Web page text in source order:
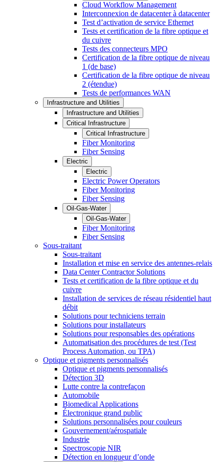
Cloud Workflow Management
Interconnexion de datacenter à datacenter
Test d’activation de service Ethernet
Tests et certification de la fibre optique et
du cuivre
Tests des connecteurs MPO
Certification de la fibre optique de niveau
1 (de base)
Certification de la fibre optique de niveau
2 (étendue)
Tests de performances WAN
Infrastructure and Utilities
Infrastructure and Utilities
Critical Infrastructure
Critical Infrastructure
Fiber Monitoring
Fiber Sensing
Electric
Electric
Electric Power Operators
Fiber Monitoring
Fiber Sensing
Oil-Gas-Water
Oil-Gas-Water
Fiber Monitoring
Fiber Sensing
Sous-traitant
Sous-traitant
Installation et mise en service des antennes-relais
Data Center Contractor Solutions
Tests et certification de la fibre optique et du
cuivre
Installation de services de réseau résidentiel haut
débit
Solutions pour techniciens terrain
Solutions pour installateurs
Solutions pour responsables des opérations
Automatisation des procédures de test (Test
Process Automation, ou TPA)
Optique et pigments personnalisés
Optique et pigments personnalisés
Détection 3D
Lutte contre la contrefaçon
Automobile
Biomedical Applications
Électronique grand public
Solutions personnalisées pour couleurs
Gouvernement/aérospatiale
Industrie
Spectroscopie NIR
Détection en longueur d’onde